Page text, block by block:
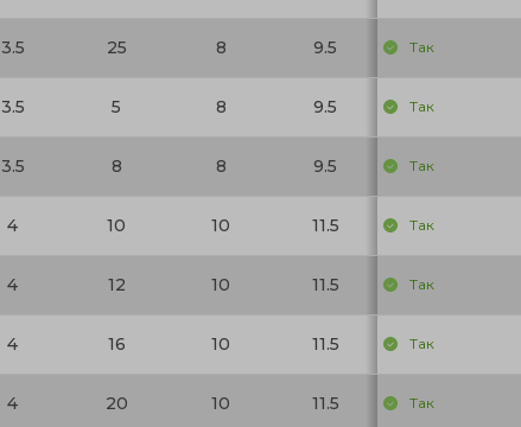
3.5 25 8 9.5 Так
3.5 5 8 9.5 Так
3.5 8 8 9.5 Так
4 10 10 11.5 Так
4 12 10 11.5 Так
4 16 10 11.5 Так
4 20 10 11.5 Так